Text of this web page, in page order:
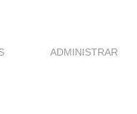
ADMINISTRAR